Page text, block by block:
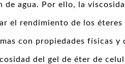
agua. Por ello, la
el rendimiento de los éteres
con propiedades físicas y
del gel de éter de